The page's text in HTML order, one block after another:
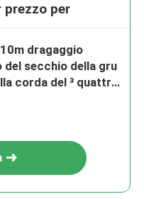
per
dragaggio
del secchio della gru
corda del ³ quattro